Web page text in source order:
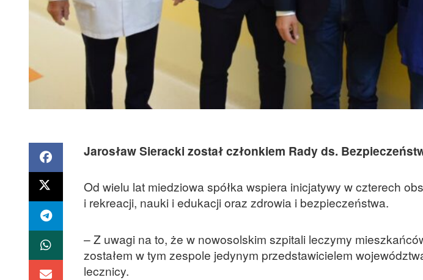
Jarosław Sieracki został członkiem Rady ds.
Od wielu lat miedziowa spółka wspiera inicjatywy w czterech
i rekreacji, nauki i edukacji oraz zdrowia i bezpieczeństwa.
– Z uwagi na to, że w nowosolskim szpitali leczymy
zostałem w tym zespole jedynym przedstawicielem
lecznicy.